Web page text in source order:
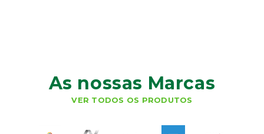
As nossas Marcas
VER TODOS OS PRODUTOS